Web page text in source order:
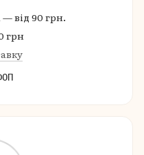
від 90 грн.
грн